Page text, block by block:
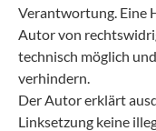
Verantwortung. Eine
Autor von
technisch möglich
verhindern.
Der Autor erklärt
Linksetzung keine